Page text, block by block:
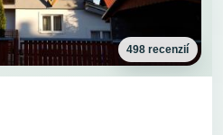
498 recenzií